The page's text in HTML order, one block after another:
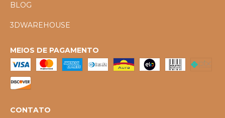
BLOG
3DWAREHOUSE
MEIOS DE PAGAMENTO
CONTATO